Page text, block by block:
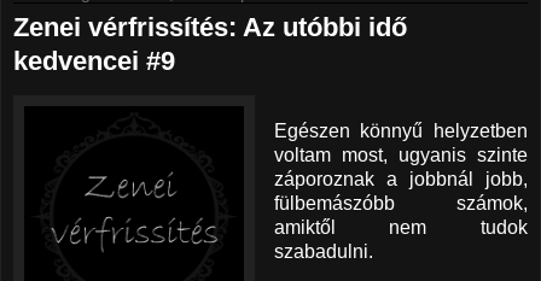
Zenei vérfrissítés: Az utóbbi idő
kedvencei #9
Egészen könnyű helyzetben
voltam most, ugyanis szinte
záporoznak a jobbnál jobb,
fülbemászóbb számok,
amiktől nem tudok
szabadulni.